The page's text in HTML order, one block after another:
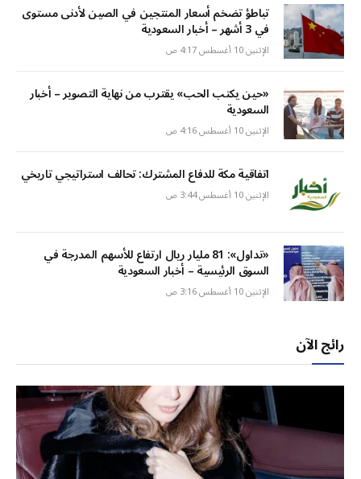
تباطؤ تضخم أسعار المنتجين في الصين لأدنى مستوى
في 3 أشهر – أخبار السعودية
الإثنين 10 أغسطس 4:17 ص
«حين يكتب الحب» يقترب من نهاية التصوير – أخبار
السعودية
الإثنين 10 أغسطس 4:16 ص
اتفاقية مكة للدفاع المشترك: تحالف استراتيجي تاريخي
الإثنين 10 أغسطس 3:44 ص
«تداول»: 81 مليار ريال ارتفاع للأسهم المدرجة في
السوق الرئيسية – أخبار السعودية
الإثنين 10 أغسطس 3:16 ص
رائج الآن